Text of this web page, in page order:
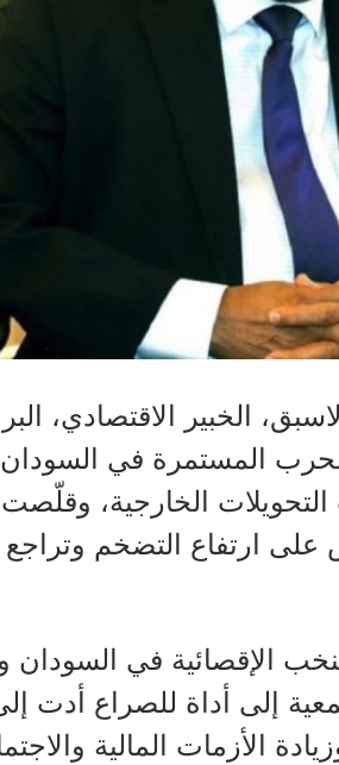
الخبير الاقتصادي،
المستمرة في
الخارجية، وقلّصت
على ارتفاع التضخم وتراجع
الإقصائية في السودان
إلى أداة للصراع أدت
الأزمات المالية